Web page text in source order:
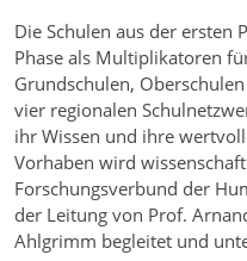
Die Schulen aus der ersten
Phase als Multiplikatoren
Grundschulen,
vier regionalen
ihr Wissen und ihre
Vorhaben wird
Forschungsverbund der
der Leitung von Prof.
Ahlgrimm begleitet und